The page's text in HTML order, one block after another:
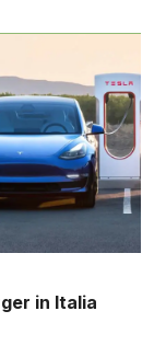
in Italia